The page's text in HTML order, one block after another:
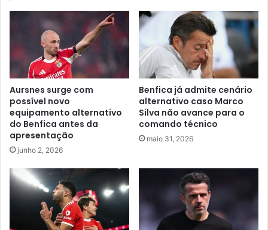
Aursnes surge com
possível novo
equipamento alternativo
do Benfica antes da
apresentação
junho 2, 2026
Benfica já admite cenário
alternativo caso Marco
Silva não avance para o
comando técnico
maio 31, 2026